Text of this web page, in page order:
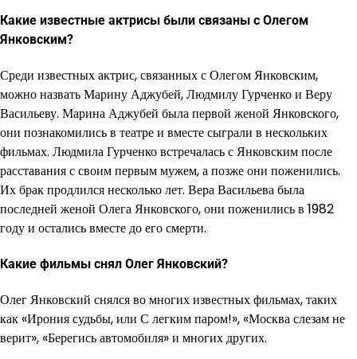
Какие известные актрисы были связаны с Олегом
Янковским?
Среди известных актрис, связанных с Олегом Янковским,
можно назвать Марину Аджубей, Людмилу Гурченко и Веру
Васильеву. Марина Аджубей была первой женой Янковского,
они познакомились в театре и вместе сыграли в нескольких
фильмах. Людмила Гурченко встречалась с Янковским после
расставания с своим первым мужем, а позже они поженились.
Их брак продлился несколько лет. Вера Васильева была
последней женой Олега Янковского, они поженились в 1982
году и остались вместе до его смерти.
Какие фильмы снял Олег Янковский?
Олег Янковский снялся во многих известных фильмах, таких
как «Ирония судьбы, или С легким паром!», «Москва слезам не
верит», «Берегись автомобиля» и многих других.